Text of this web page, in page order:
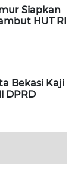
Siapkan
HUT RI
Bekasi Kaji
DPRD